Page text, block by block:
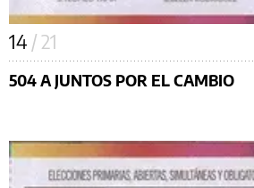
14 / 21
504 A JUNTOS POR EL CAMBIO